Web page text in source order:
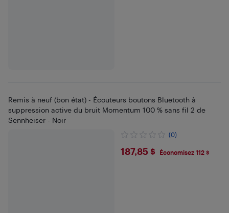
Remis à neuf (bon état) - Écouteurs boutons Bluetooth à
suppression active du bruit Momentum 100 % sans fil 2 de
Sennheiser - Noir
(0)
$187.85
187,85 $ Économisez 112 $